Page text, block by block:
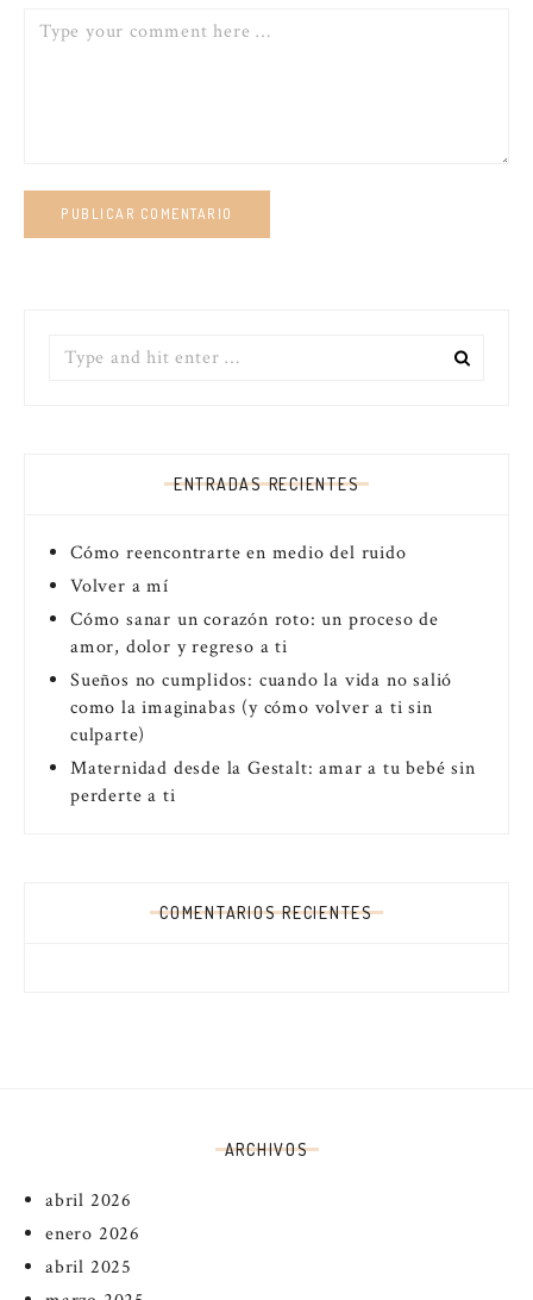
Comment
ENTRADAS RECIENTES
Cómo reencontrarte en medio del ruido
Volver a mí
Cómo sanar un corazón roto: un proceso de
amor, dolor y regreso a ti
Sueños no cumplidos: cuando la vida no salió
como la imaginabas (y cómo volver a ti sin
culparte)
Maternidad desde la Gestalt: amar a tu bebé sin
perderte a ti
COMENTARIOS RECIENTES
ARCHIVOS
abril 2026
enero 2026
abril 2025